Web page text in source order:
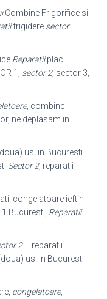
Combine Frigorifice si
frigidere sector
Reparatiiplaci
1, sector 2, sector 3,
, combine
ne deplasam in
usi in Bucuresti
Sector 2, reparatii
congelatoare ieftin
Bucuresti, Reparatii
2– reparatii
usi in Bucuresti
congelatoare,